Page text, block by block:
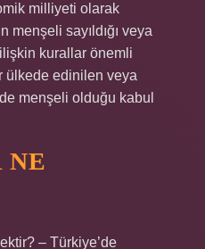
milliyeti olarak
menşeli sayıldığı veya
ilişkin kurallar önemli
ülkede edinilen veya
menşeli olduğu kabul
NE
– Türkiye’de